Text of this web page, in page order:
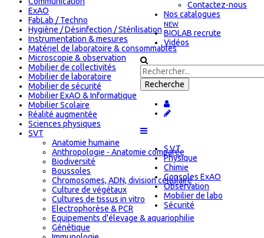
Contactez-nous
Nos catalogues
NEW
BIOLAB recrute
Vidéos
S.V.T
Physique
Chimie
Consoles ExAO
Observation
Mobilier de labo
Sécurité
ExAO
FabLab / Techno
Hygiène / Désinfection / Stérilisation
Instrumentation & mesures
Matériel de laboratoire & consommables
Microscopie & observation
Mobilier de collectivités
Mobilier de laboratoire
Mobilier de sécurité
Mobilier ExAO & Informatique
Mobilier Scolaire
Réalité augmentée
Sciences physiques
SVT
Anatomie humaine
Anthropologie - Anatomie comparée
Biodiversité
Boussoles
Chromosomes, ADN, division cellulaire
Culture de végétaux
Cultures de tissus in vitro
Electrophorèse & PCR
Equipements d'élevage & aquariophilie
Génétique